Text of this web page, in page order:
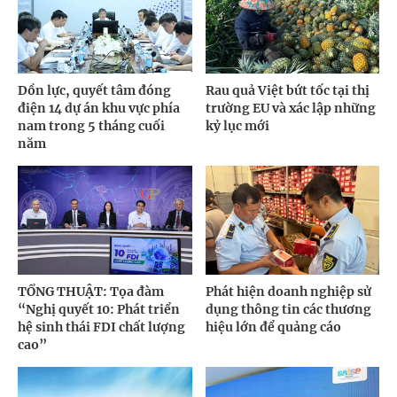
Dồn lực, quyết tâm đóng
điện 14 dự án khu vực phía
nam trong 5 tháng cuối
năm
Rau quả Việt bứt tốc tại thị
trường EU và xác lập những
kỷ lục mới
TỔNG THUẬT: Tọa đàm
“Nghị quyết 10: Phát triển
hệ sinh thái FDI chất lượng
cao”
Phát hiện doanh nghiệp sử
dụng thông tin các thương
hiệu lớn để quảng cáo